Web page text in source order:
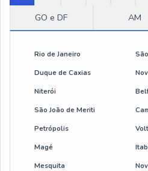
Talha de corrente elétrica
Talha elétrica de corrente 500
botoeira de comando para
cabo de aço flexível
manutenção de talhas
GO e DF
AM
Rio de Janeiro
Duque de Caxias
Niterói
São João de Meriti
Petrópolis
Magé
Mesquita